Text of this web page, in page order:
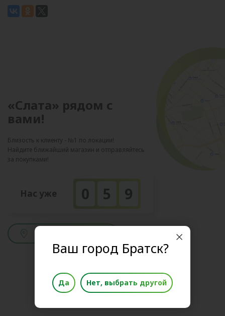
«Слата» рядом с
вами!
Близость к клиенту - №1 по локации!
Найдите ближайший магазин и отправляйтесь
за покупками!
Нас уже 0 5 9
Ваш город Братск?
Да Нет, выбрать другой